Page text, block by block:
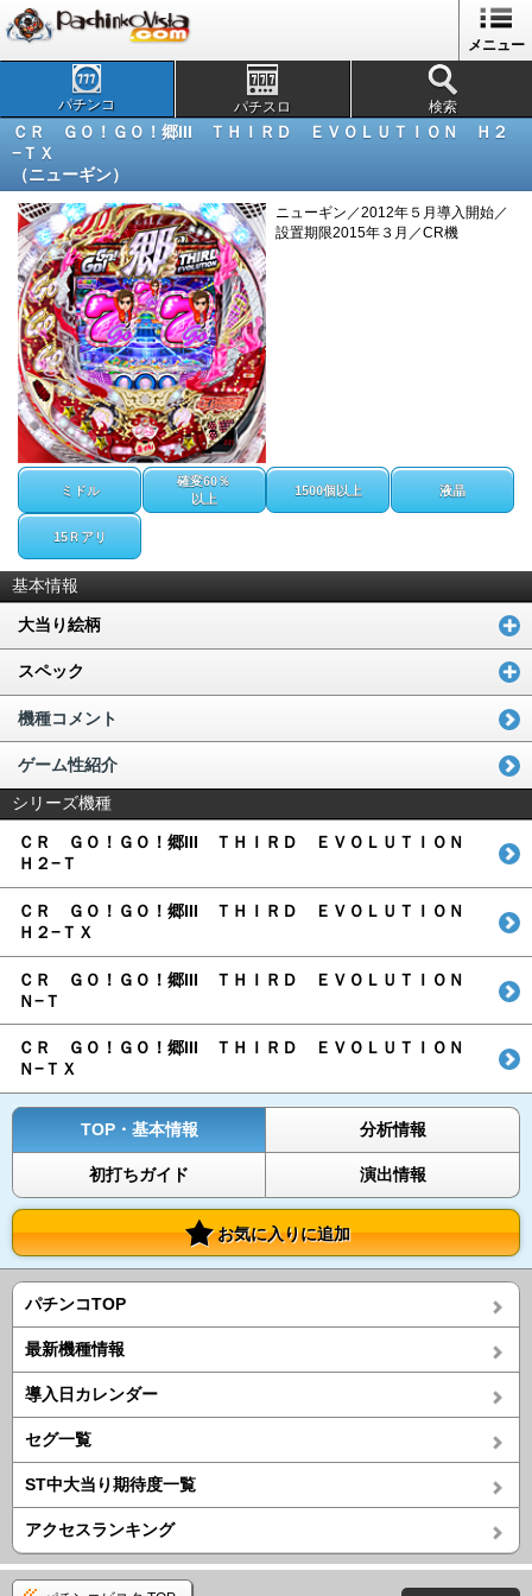
メニュー
パチンコ パチスロ 検索
ＣＲ ＧＯ！ＧＯ！郷III ＴＨＩＲＤ ＥＶＯＬＵＴＩＯＮ Ｈ２
−ＴＸ
（ニューギン）
ニューギン／2012年５月導入開始／
設置期限2015年３月／CR機
ミドル
確変60％
以上
1500個以上 液晶
15Ｒアリ
基本情報
大当り絵柄
スペック
機種コメント
ゲーム性紹介
シリーズ機種
ＣＲ ＧＯ！ＧＯ！郷III ＴＨＩＲＤ ＥＶＯＬＵＴＩＯＮ
Ｈ２−Ｔ
ＣＲ ＧＯ！ＧＯ！郷III ＴＨＩＲＤ ＥＶＯＬＵＴＩＯＮ
Ｈ２−ＴＸ
ＣＲ ＧＯ！ＧＯ！郷III ＴＨＩＲＤ ＥＶＯＬＵＴＩＯＮ
Ｎ−Ｔ
ＣＲ ＧＯ！ＧＯ！郷III ＴＨＩＲＤ ＥＶＯＬＵＴＩＯＮ
Ｎ−ＴＸ
TOP・基本情報 分析情報
初打ちガイド 演出情報
お気に入りに追加
パチンコTOP
最新機種情報
導入日カレンダー
セグ一覧
ST中大当り期待度一覧
アクセスランキング